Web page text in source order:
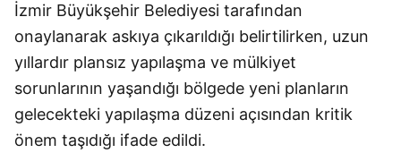
İzmir Büyükşehir Belediyesi tarafından
onaylanarak askıya çıkarıldığı belirtilirken, uzun
yıllardır plansız yapılaşma ve mülkiyet
sorunlarının yaşandığı bölgede yeni planların
gelecekteki yapılaşma düzeni açısından kritik
önem taşıdığı ifade edildi.